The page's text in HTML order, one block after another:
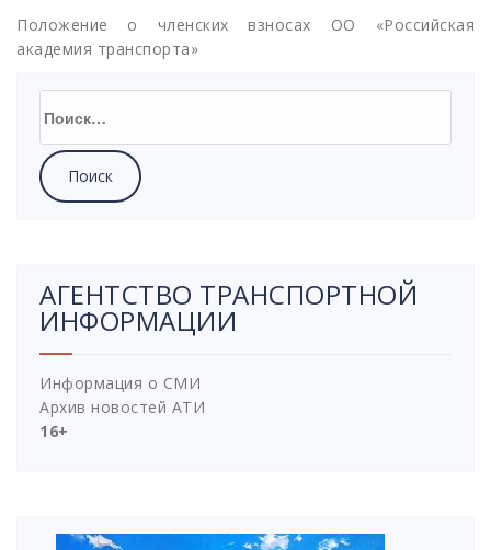
Положение о членских взносах ОО «Российская
академия транспорта»
АГЕНТСТВО ТРАНСПОРТНОЙ
ИНФОРМАЦИИ
Информация о СМИ
Архив новостей АТИ
16+